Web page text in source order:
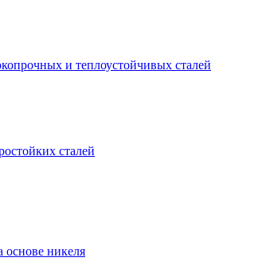
и теплоустойчивых сталей
сталей
основе никеля